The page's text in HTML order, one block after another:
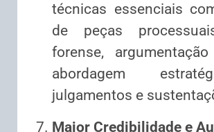
técnicas essenciais
de peças
forense,
abordagem
julgamentos e
Maior Credibilidade e